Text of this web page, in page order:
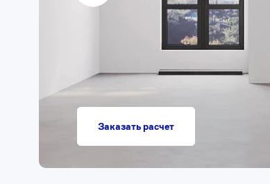
Заказать расчет